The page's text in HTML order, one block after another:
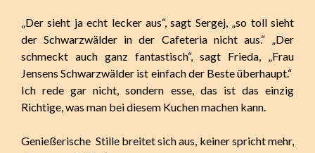
„Der sieht ja echt lecker aus“, sagt Sergej, „so toll sieht
der Schwarzwälder in der Cafeteria nicht aus.“ „Der
schmeckt auch ganz fantastisch“, sagt Frieda, „Frau
Jensens Schwarzwälder ist einfach der Beste überhaupt.“
Ich rede gar nicht, sondern esse, das ist das einzig
Richtige, was man bei diesem Kuchen machen kann.
Genießerische Stille breitet sich aus, keiner spricht mehr,